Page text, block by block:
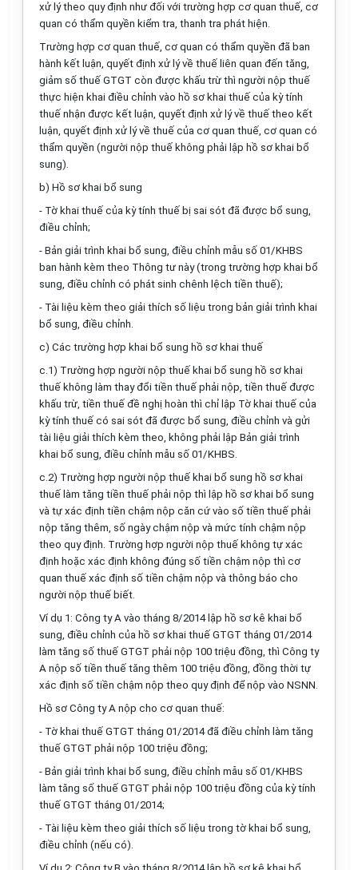
xử lý theo quy định như đối với trường hợp cơ quan thuế, cơ
quan có thẩm quyền kiểm tra, thanh tra phát hiện.
Trường hợp cơ quan thuế, cơ quan có thẩm quyền đã ban
hành kết luận, quyết định xử lý về thuế liên quan đến tăng,
giảm số thuế GTGT còn được khấu trừ thì người nộp thuế
thực hiện khai điều chỉnh vào hồ sơ khai thuế của kỳ tính
thuế nhận được kết luận, quyết định xử lý về thuế theo kết
luận, quyết định xử lý về thuế của cơ quan thuế, cơ quan có
thẩm quyền (người nộp thuế không phải lập hồ sơ khai bổ
sung).
b) Hồ sơ khai bổ sung
- Tờ khai thuế của kỳ tính thuế bị sai sót đã được bổ sung,
điều chỉnh;
- Bản giải trình khai bổ sung, điều chỉnh mẫu số 01/KHBS
ban hành kèm theo Thông tư này (trong trường hợp khai bổ
sung, điều chỉnh có phát sinh chênh lệch tiền thuế);
- Tài liệu kèm theo giải thích số liệu trong bản giải trình khai
bổ sung, điều chỉnh.
c) Các trường hợp khai bổ sung hồ sơ khai thuế
c.1) Trường hợp người nộp thuế khai bổ sung hồ sơ khai
thuế không làm thay đổi tiền thuế phải nộp, tiền thuế được
khấu trừ, tiền thuế đề nghị hoàn thì chỉ lập Tờ khai thuế của
kỳ tính thuế có sai sót đã được bổ sung, điều chỉnh và gửi
tài liệu giải thích kèm theo, không phải lập Bản giải trình
khai bổ sung, điều chỉnh mẫu số 01/KHBS.
c.2) Trường hợp người nộp thuế khai bổ sung hồ sơ khai
thuế làm tăng tiền thuế phải nộp thì lập hồ sơ khai bổ sung
và tự xác định tiền chậm nộp căn cứ vào số tiền thuế phải
nộp tăng thêm, số ngày chậm nộp và mức tính chậm nộp
theo quy định. Trường hợp người nộp thuế không tự xác
định hoặc xác định không đúng số tiền chậm nộp thì cơ
quan thuế xác định số tiền chậm nộp và thông báo cho
người nộp thuế biết.
Ví dụ 1: Công ty A vào tháng 8/2014 lập hồ sơ kê khai bổ
sung, điều chỉnh của hồ sơ khai thuế GTGT tháng 01/2014
làm tăng số thuế GTGT phải nộp 100 triệu đồng, thì Công ty
A nộp số tiền thuế tăng thêm 100 triệu đồng, đồng thời tự
xác định số tiền chậm nộp theo quy định để nộp vào NSNN.
Hồ sơ Công ty A nộp cho cơ quan thuế:
- Tờ khai thuế GTGT tháng 01/2014 đã điều chỉnh làm tăng
thuế GTGT phải nộp 100 triệu đồng;
- Bản giải trình khai bổ sung, điều chỉnh mẫu số 01/KHBS
làm tăng số thuế GTGT phải nộp 100 triệu đồng của kỳ tính
thuế GTGT tháng 01/2014;
- Tài liệu kèm theo giải thích số liệu trong tờ khai bổ sung,
điều chỉnh (nếu có).